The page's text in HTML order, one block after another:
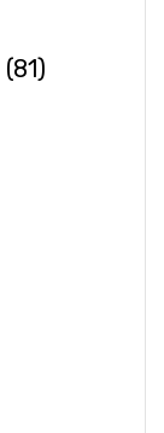
(81)